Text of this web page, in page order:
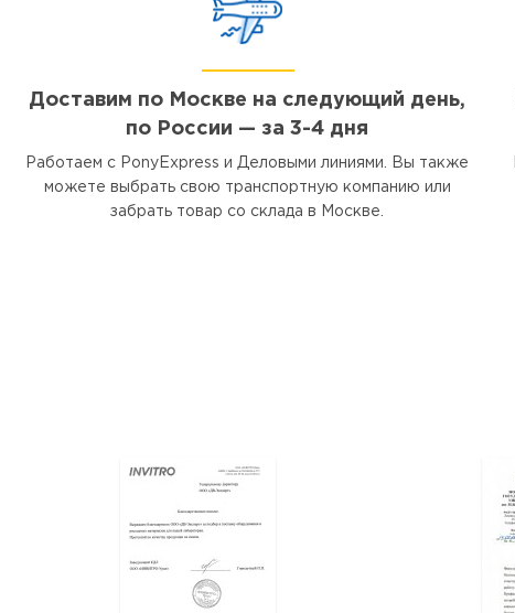
Доставим по Москве на следующий день,
по России — за 3-4 дня
Работаем с PonyExpress и Деловыми линиями. Вы также
можете выбрать свою транспортную компанию или
забрать товар со склада в Москве.